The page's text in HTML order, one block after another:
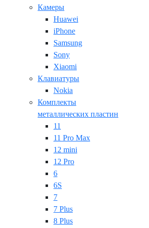
Камеры
Huawei
iPhone
Samsung
Sony
Xiaomi
Клавиатуры
Nokia
Комплекты
металлических пластин
11
11 Pro Max
12 mini
12 Pro
6
6S
7
7 Plus
8 Plus